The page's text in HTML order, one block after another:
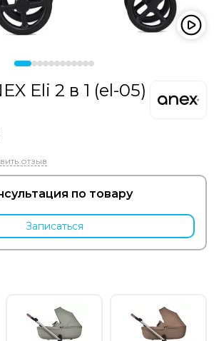
Eli 2 в 1 (el-05)
отзыв
по товару
Записаться